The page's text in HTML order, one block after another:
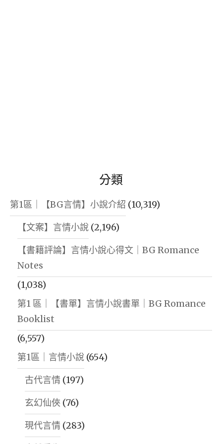
分類
第1區｜【BG言情】小說介紹 (10,319)
【文案】言情小說 (2,196)
【書籍評論】言情小說心得文｜BG Romance
Notes
(1,038)
第1 區｜【書單】言情小說書單｜BG Romance
Booklist
(6,557)
第1區｜言情小說 (654)
古代言情 (197)
玄幻仙俠 (76)
現代言情 (283)